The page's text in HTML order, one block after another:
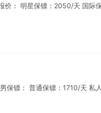
价： 明星保镖：2050/天 国
保镖： 普通保镖：1710/天 私